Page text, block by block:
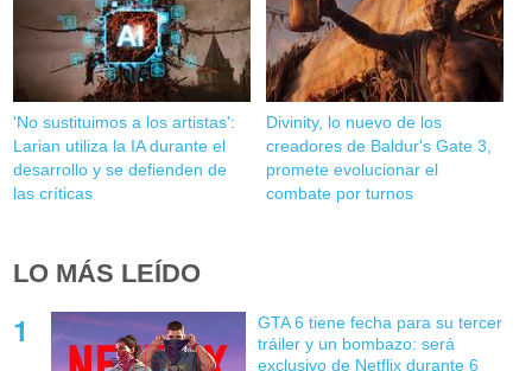
'No sustituimos a los artistas':
Larian utiliza la IA durante el
desarrollo y se defienden de
las críticas
Divinity, lo nuevo de los
creadores de Baldur's Gate 3,
promete evolucionar el
combate por turnos
LO MÁS LEÍDO
GTA 6 tiene fecha para su tercer
tráiler y un bombazo: será
exclusivo de Netflix durante 6